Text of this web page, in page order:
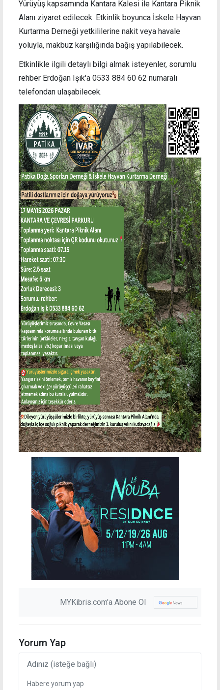
Yürüyüş kapsamında Kantara Kalesi ile Kantara Piknik
Alanı ziyaret edilecek. Etkinlik boyunca İskele Hayvan
Kurtarma Derneği yetkililerine nakit veya havale
yoluyla, makbuz karşılığında bağış yapılabilecek.
Etkinlikle ilgili detaylı bilgi almak isteyenler, sorumlu
rehber Erdoğan Işık'a 0533 884 60 62 numaralı
telefondan ulaşabilecek.
MYKibris.com'a Abone Ol
Yorum Yap